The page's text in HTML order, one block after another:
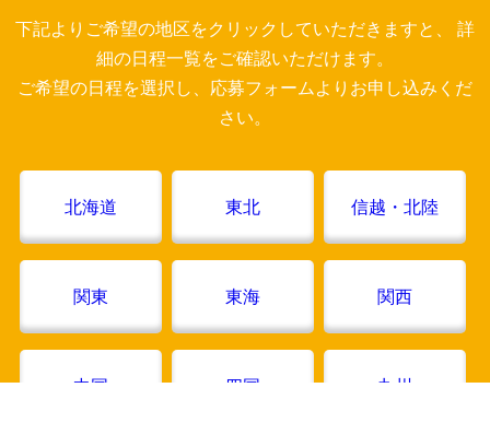
下記よりご希望の地区をクリックしていただきますと、
詳
細の日程一覧をご確認いただけます。
ご希望の日程を選択し、応募フォームよりお申し込みくだ
さい。
北海道 東北 信越・北陸
関東 東海 関西
中国 四国 九州